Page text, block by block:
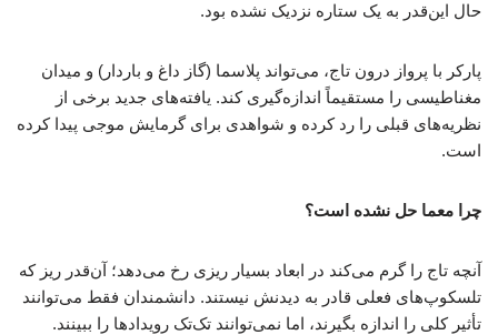
حال این‌قدر به یک ستاره نزدیک نشده بود.
پارکر با پرواز درون تاج، می‌تواند پلاسما (گاز داغ و باردار) و میدان
مغناطیسی را مستقیماً اندازه‌گیری کند. یافته‌های جدید برخی از
نظریه‌های قبلی را رد کرده و شواهدی برای گرمایش موجی پیدا کرده
است.
چرا معما حل نشده است؟
آنچه تاج را گرم می‌کند در ابعاد بسیار ریزی رخ می‌دهد؛ آن‌قدر ریز که
تلسکوپ‌های فعلی قادر به دیدنش نیستند. دانشمندان فقط می‌توانند
تأثیر کلی را اندازه بگیرند، اما نمی‌توانند تک‌تک رویدادها را ببینند.